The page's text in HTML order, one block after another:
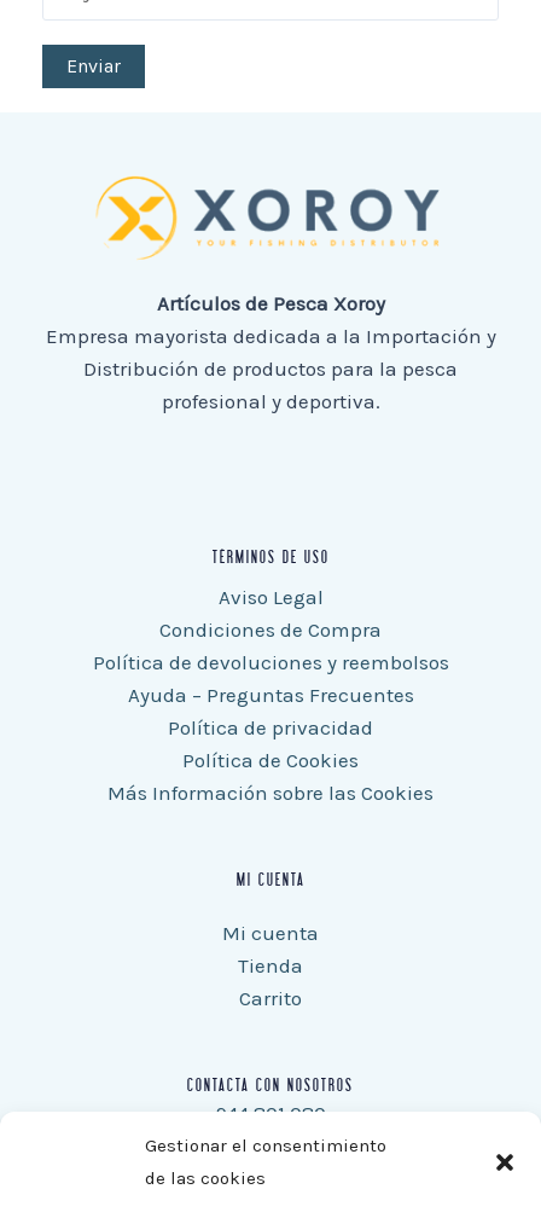
Gestionar el consentimiento
de las cookies
Artículos de Pesca Xoroy
Empresa mayorista dedicada a la Importación y
Distribución de productos para la pesca
profesional y deportiva.
TÉRMINOS DE USO
Aviso Legal
Condiciones de Compra
Política de devoluciones y reembolsos
Ayuda – Preguntas Frecuentes
Política de privacidad
Política de Cookies
Más Información sobre las Cookies
MI CUENTA
Mi cuenta
Tienda
Carrito
CONTACTA CON NOSOTROS
944 801 080
Móvil: 670 38 78 64
Fax: 944 805 292